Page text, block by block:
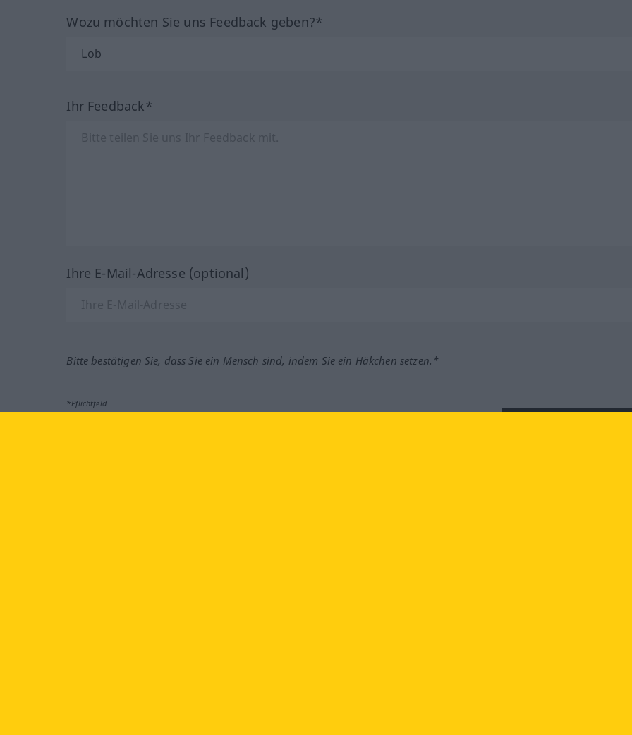
Wozu möchten Sie uns Feedback geben?*
Ihr Feedback*
Ihre E-Mail-Adresse (optional)
Bitte bestätigen Sie, dass Sie ein Mensch sind, indem Sie ein Häkchen setzen.*
*Pflichtfeld